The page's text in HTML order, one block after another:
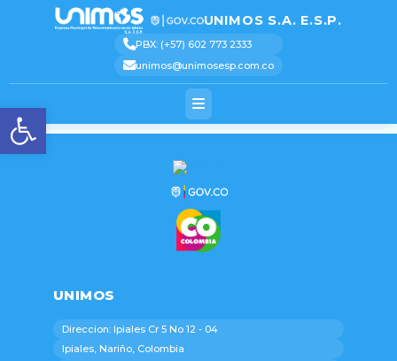
Abrir barra de
message=»» highlight=»» provider=»manual»/]
Text 2 Text 3
UNIMOS S.A. E.S.P.
PBX: (+57) 602 773 2333
unimos@unimosesp.com.co
UNIMOS
Direccion: Ipiales Cr 5 No 12 - 04
Ipiales, Nariño, Colombia